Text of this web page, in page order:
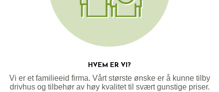
HVEM ER VI?
Vi er et familieeid firma. Vårt største ønske er å kunne tilby
drivhus og tilbehør av høy kvalitet til svært gunstige priser.